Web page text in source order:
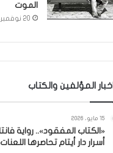
الموت
20 نوفمبر، 2018
اخبار المؤلفين والكتاب
15 مايو، 2026
«الكتاب المفقود».. رواية
أسرار دار أيتام تحاصرها